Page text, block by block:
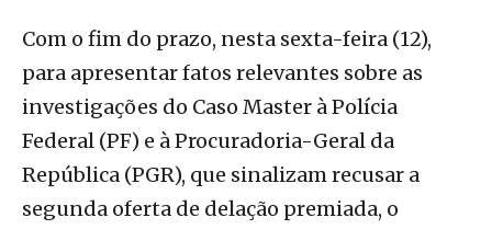
Com o fim do prazo, nesta sexta-feira (12),
para apresentar fatos relevantes sobre as
investigações do Caso Master à Polícia
Federal (PF) e à Procuradoria-Geral da
República (PGR), que sinalizam recusar a
segunda oferta de delação premiada, o